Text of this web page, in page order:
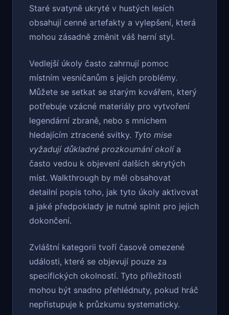
Staré svatyně ukryté v hustých lesích
obsahují cenné artefakty a vylepšení, která
mohou zásadně změnit váš herní styl.
Vedlejší úkoly často zahrnují pomoc
místním vesničanům s jejich problémy.
Můžete se setkat se starým kovářem, který
potřebuje vzácné materiály pro vytvoření
legendární zbraně, nebo s mnichem
hledajícím ztracené svitky. Tyto mise
vyžadují důkladné prozkoumání okolía
často vedou k objevení dalších skrytých
míst. Walkthrough by měl obsahovat
detailní popis toho, jak tyto úkoly aktivovat
a jaké předpoklady je nutné splnit pro jejich
dokončení.
Zvláštní kategorii tvoří časově omezené
události, které se objevují pouze za
specifických okolností. Tyto příležitosti
mohou být snadno přehlédnuty, pokud hráč
nepřistupuje k průzkumu systematicky.